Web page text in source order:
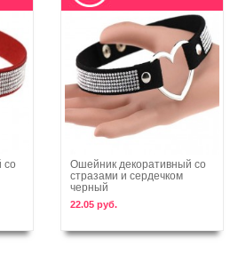
со
В корзину
Ошейник декоративный со
стразами и сердечком
черный
22.05 руб.